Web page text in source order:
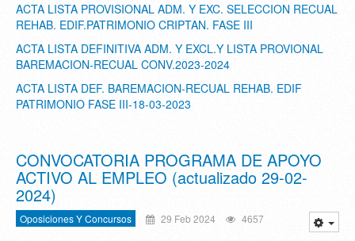
ACTA LISTA PROVISIONAL ADM. Y EXC. SELECCION RECUAL
REHAB. EDIF.PATRIMONIO CRIPTAN. FASE III
ACTA LISTA DEFINITIVA ADM. Y EXCL.Y LISTA PROVIONAL
BAREMACION-RECUAL CONV.2023-2024
ACTA LISTA DEF. BAREMACION-RECUAL REHAB. EDIF
PATRIMONIO FASE III-18-03-2023
CONVOCATORIA PROGRAMA DE APOYO
ACTIVO AL EMPLEO (actualizado 29-02-
2024)
Oposiciones Y Concursos 29 Feb 2024 4657